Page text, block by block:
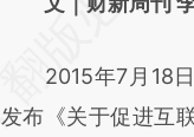
(https://
成，可能与原文真
2015年7月18日
发布《关于促进互